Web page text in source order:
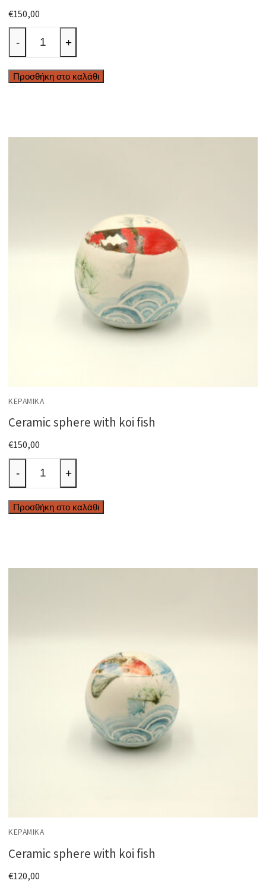
€150,00
Ceramic
parrot
sphere
- +
Προσθήκη στο καλάθι
ΚΕΡΑΜΙΚΆ
Ceramic sphere with koi fish
€150,00
Ceramic
sphere
with
- +
Προσθήκη στο καλάθι
ΚΕΡΑΜΙΚΆ
Ceramic sphere with koi fish
€120,00